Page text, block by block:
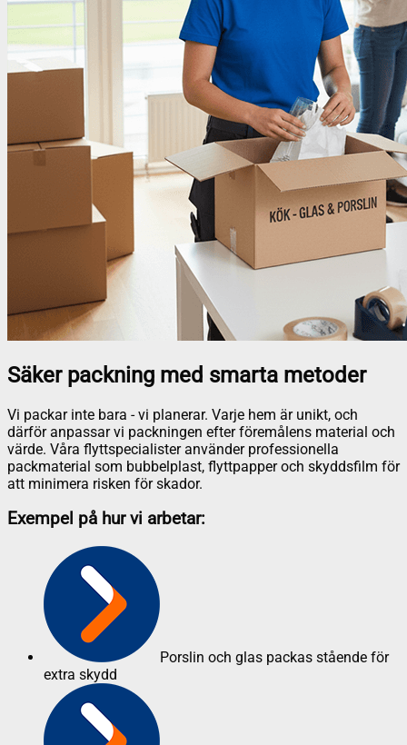
Säker packning med smarta metoder
Vi packar inte bara - vi planerar. Varje hem är unikt, och
därför anpassar vi packningen efter föremålens material och
värde. Våra flyttspecialister använder professionella
packmaterial som bubbelplast, flyttpapper och skyddsfilm för
att minimera risken för skador.
Exempel på hur vi arbetar:
Porslin och glas packas stående för
extra skydd